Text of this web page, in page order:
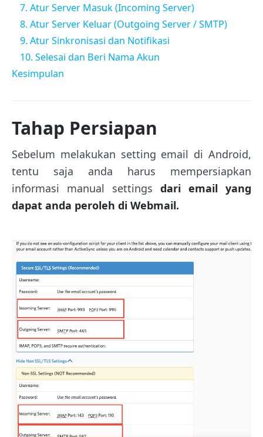
7. Atur Server Masuk (Incoming Server)
8. Atur Server Keluar (Outgoing Server / SMTP)
9. Atur Sinkronisasi dan Notifikasi
10. Selesai dan Beri Nama Akun
Kesimpulan
Tahap Persiapan
Sebelum melakukan setting email di Android,
tentu saja anda harus mempersiapkan
informasi manual settings dari email yang
dapat anda peroleh di Webmail.